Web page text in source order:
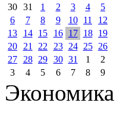
30 31 1 2 3 4
5
6
7 8 9 10 11
12
13
14 15 16 17 18
19
20
21 22 23 24 25
26
27
28 29 30 31 1
2
3
4 5 6 7 8 9
Экономика